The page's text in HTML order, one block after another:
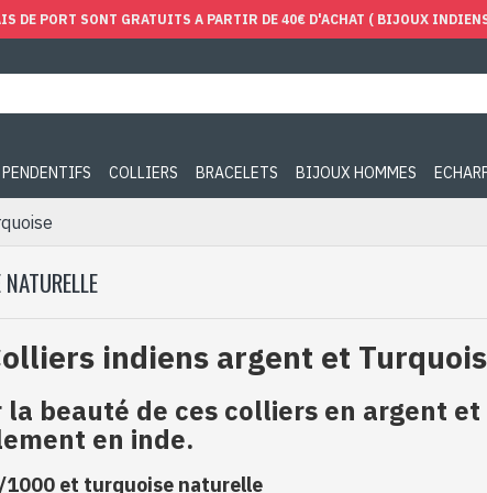
DE PORT SONT GRATUITS A PARTIR DE 40€ D'ACHAT ( BIJOUX
PENDENTIFS COLLIERS BRACELETS BIJOUX HOMMES
indiens argent et
la beauté de ces colliers en argent et
en inde.
1000 et turquoise naturelle